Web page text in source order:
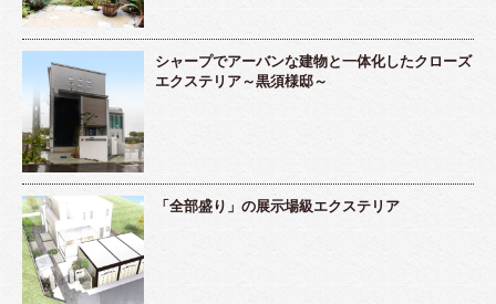
シャープでアーバンな建物と一体化したクローズ
エクステリア～黒須様邸～
「全部盛り」の展示場級エクステリア